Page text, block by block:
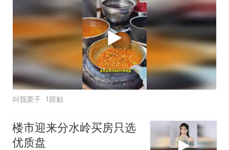
叫我栗子 1跟贴
楼市迎来分水岭买房只选
优质盘